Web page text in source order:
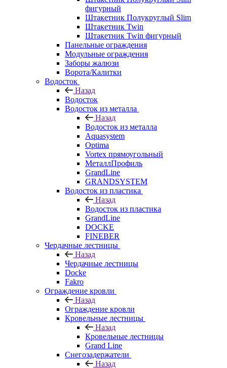
фигурный
Штакетник Полукруглый Slim
Штакетник Twin
Штакетник Twin фигурный
Панельные ограждения
Модульные ограждения
Заборы жалюзи
Ворота/Калитки
Водосток
Назад
Водосток
Водосток из металла
Назад
Водосток из металла
Aquasystem
Optima
Vortex прямоугольный
МеталлПрофиль
GrandLine
GRANDSYSTEM
Водосток из пластика
Назад
Водосток из пластика
GrandLine
DOCKE
FINEBER
Чердачные лестницы
Назад
Чердачные лестницы
Docke
Fakro
Ограждение кровли
Назад
Ограждение кровли
Кровельные лестницы
Назад
Кровельные лестницы
Grand Line
Снегозадержатели
Назад